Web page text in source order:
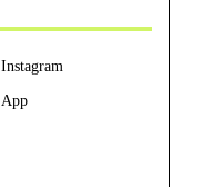
Instagram
App